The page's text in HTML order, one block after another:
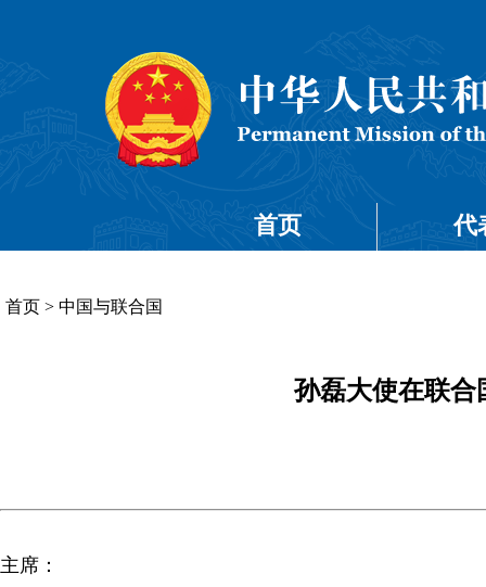
首页 代
首页 > 中国与联合国
孙磊大使在联合
主席：